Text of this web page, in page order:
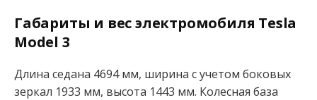
Габариты и вес электромобиля Tesla
Model 3
Длина седана 4694 мм, ширина с учетом боковых
зеркал 1933 мм, высота 1443 мм. Колесная база